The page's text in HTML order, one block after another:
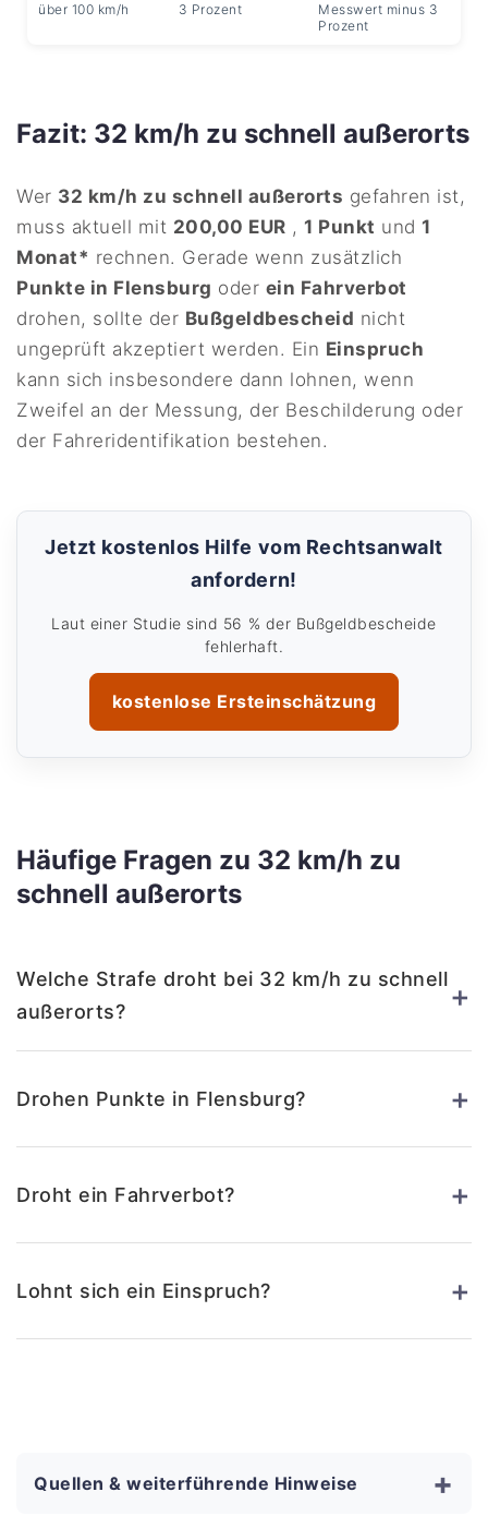
über 100 km/h 3 Prozent
Messwert minus 3
Prozent
Fazit: 32 km/h zu schnell außerorts
Wer 32 km/h zu schnell außerorts gefahren ist,
muss aktuell mit 200,00 EUR ,1 Punkt und1
Monat* rechnen. Gerade wenn zusätzlich
Punkte in Flensburg oder ein Fahrverbot
drohen, sollte der Bußgeldbescheid nicht
ungeprüft akzeptiert werden. Ein Einspruch
kann sich insbesondere dann lohnen, wenn
Zweifel an der Messung, der Beschilderung oder
der Fahreridentifikation bestehen.
Jetzt kostenlos Hilfe vom Rechtsanwalt
anfordern!
Laut einer Studie sind 56 % der Bußgeldbescheide
fehlerhaft.
kostenlose Ersteinschätzung
Häufige Fragen zu 32 km/h zu
schnell außerorts
Welche Strafe droht bei 32 km/h zu schnell
außerorts?
+
Drohen Punkte in Flensburg? +
Droht ein Fahrverbot? +
Lohnt sich ein Einspruch? +
Quellen & weiterführende Hinweise +